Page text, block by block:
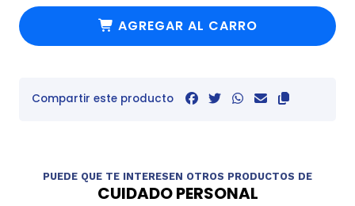
AGREGAR AL CARRO
Compartir este producto
PUEDE QUE TE INTERESEN OTROS PRODUCTOS DE
CUIDADO PERSONAL